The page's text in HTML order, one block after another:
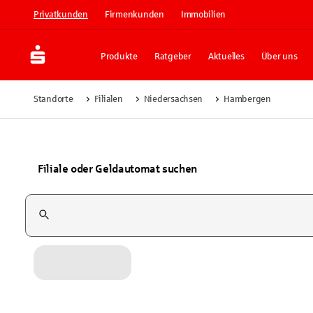
Privatkunden Firmenkunden Immobilien
Produkte Ratgeber Aktuelles Über uns
Standorte Filialen Niedersachsen Hambergen
Filiale oder Geldautomat suchen
Suchfeld